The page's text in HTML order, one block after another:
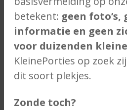
betekent: geen foto’s,
informatie en geen
voor duizenden
KleinePorties op zoek
dit soort plekjes.
Zonde toch?